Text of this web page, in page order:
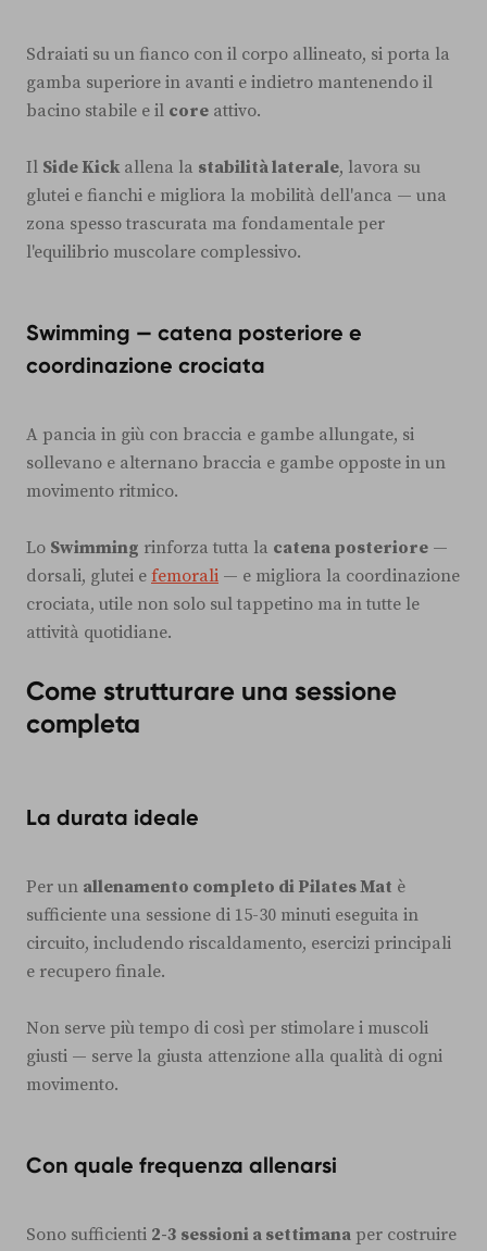
Sdraiati su un fianco con il corpo allineato, si porta la
gamba superiore in avanti e indietro mantenendo il
bacino stabile e il core attivo.
Il Side Kickallena la stabilità laterale, lavora su
glutei e fianchi e migliora la mobilità dell'anca — una
zona spesso trascurata ma fondamentale per
l'equilibrio muscolare complessivo.
Swimming — catena posteriore e
coordinazione crociata
A pancia in giù con braccia e gambe allungate, si
sollevano e alternano braccia e gambe opposte in un
movimento ritmico.
Lo Swimming rinforza tutta la catena posteriore —
dorsali, glutei e femorali — e migliora la coordinazione
crociata, utile non solo sul tappetino ma in tutte le
attività quotidiane.
Come strutturare una sessione
completa
La durata ideale
Per un allenamento completo di Pilates Mat è
sufficiente una sessione di 15-30 minuti eseguita in
circuito, includendo riscaldamento, esercizi principali
e recupero finale.
Non serve più tempo di così per stimolare i muscoli
giusti — serve la giusta attenzione alla qualità di ogni
movimento.
Con quale frequenza allenarsi
Sono sufficienti 2-3 sessioni a settimana per costruire